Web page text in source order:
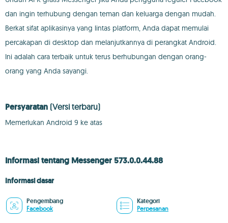
dan ingin terhubung dengan teman dan keluarga dengan mudah.
Berkat sifat aplikasinya yang lintas platform, Anda dapat memulai
percakapan di desktop dan melanjutkannya di perangkat Android.
Ini adalah cara terbaik untuk terus berhubungan dengan orang-
orang yang Anda sayangi.
Persyaratan (Versi terbaru)
Memerlukan Android 9 ke atas
Informasi tentang Messenger 573.0.0.44.88
Informasi dasar
Pengembang
Facebook
Kategori
Perpesanan